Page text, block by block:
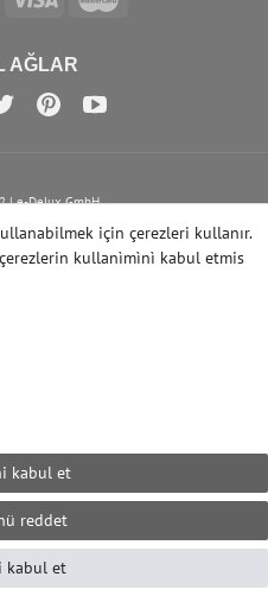
AĞLAR
| e-Delux GmbH
için çerezleri kullanır.
kullanìmìnì kabul etmis
kabul et
reddet
kabul et